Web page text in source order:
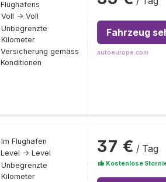
Flughafens
Voll → Voll
Unbegrenzte
Kilometer
Versicherung gemäss
Konditionen
Fahrzeug
autoeurope.com
Im Flughafen
Level → Level
Unbegrenzte
Kilometer
37 € / Tag
Kostenlose